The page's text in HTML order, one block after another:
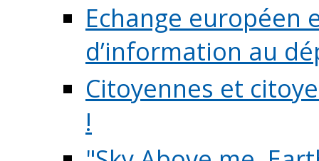
Echange européen
d’information au
Citoyennes et
!